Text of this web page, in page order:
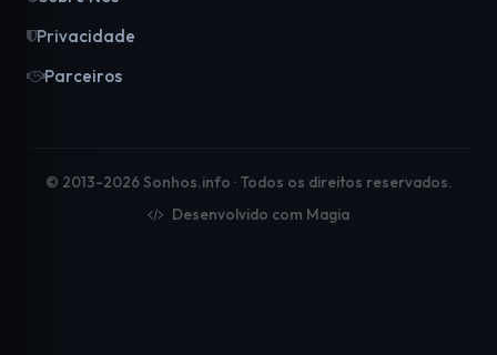
Privacidade
Parceiros
© 2013-2026 Sonhos.info · Todos os direitos reservados.
Desenvolvido com Magia